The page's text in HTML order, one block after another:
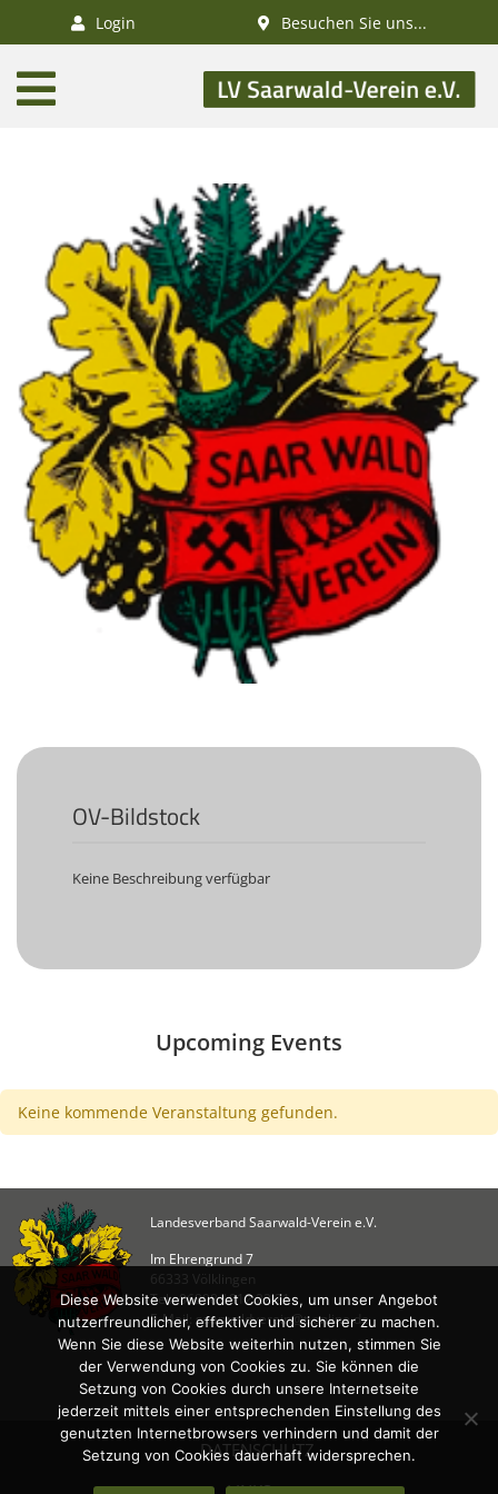
Login Besuchen Sie uns...
AKTUELLES
GESUNDHEIT
Gesundheitswandern
Deutsches
Wanderabzeichen
NATUR
/
KULTUR
Naturschutz
Kultur &
Heimatpflege
SWV
Lehrgänge
Aktivitätenübersicht
Mitgliedschaft
UNS
Ortsvereine
Der
Landesvorstand
Historie
Hütten
Wandermagazin
Spenden
Satzung
OV-Bildstock
Keine Beschreibung verfügbar
Upcoming Events
Keine kommende Veranstaltung gefunden.
Landesverband Saarwald-Verein e.V.
Im Ehrengrund 7
66333 Völklingen
Tel.: 06898 / 912 22 21
E-Mail: saarwaldverein@t-online.de
DATENSCHUTZ
Diese Website verwendet Cookies, um unser Angebot
nutzerfreundlicher, effektiver und sicherer zu machen.
Wenn Sie diese Website weiterhin nutzen, stimmen Sie
der Verwendung von Cookies zu. Sie können die
Setzung von Cookies durch unsere Internetseite
jederzeit mittels einer entsprechenden Einstellung des
genutzten Internetbrowsers verhindern und damit der
Setzung von Cookies dauerhaft widersprechen.